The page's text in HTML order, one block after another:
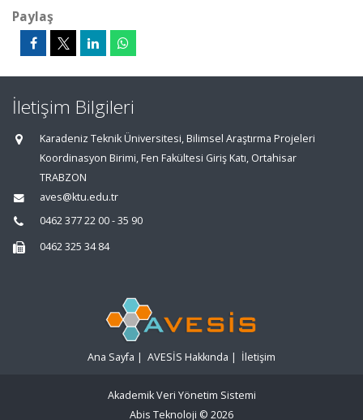
Paylaş
İletişim Bilgileri
Karadeniz Teknik Üniversitesi, Bilimsel Araştırma Projeleri
Koordinasyon Birimi, Fen Fakültesi Giriş Katı, Ortahisar
TRABZON
aves@ktu.edu.tr
0462 377 22 00 - 35 90
0462 325 34 84
Ana Sayfa | AVESİS Hakkında | İletişim
Akademik Veri Yönetim Sistemi
Abis Teknoloji © 2026